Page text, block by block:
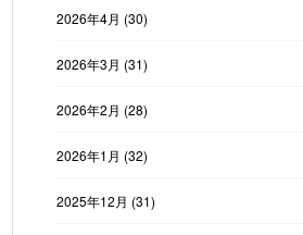
2026年4月 (30)
2026年3月 (31)
2026年2月 (28)
2026年1月 (32)
2025年12月 (31)